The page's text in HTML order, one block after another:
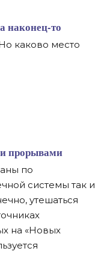
каково место
по
системы так и
утешаться
на «Новых